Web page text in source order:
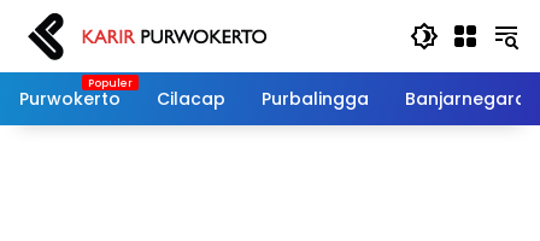
Langsung
konten
Purwokerto
Cilacap Purbalingga Banjarnegara